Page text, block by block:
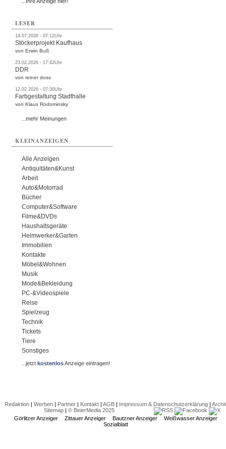
LESER
14.07.2026 - 07:12Uhr
Stöckerprojekt Kaufhaus
von Erwin Buß
23.02.2026 - 17:42Uhr
DDR
von reiner doss
12.02.2026 - 07:30Uhr
Farbgestaltung Stadthalle
von Klaus Rodominsky
...mehr Meinungen
KLEINANZEIGEN
Alle Anzeigen
Antiquitäten&Kunst
Arbeit
Auto&Motorrad
Bücher
Computer&Software
Filme&DVDs
Haushaltsgeräte
Heimwerker&Garten
Immobilien
Kontakte
Möbel&Wohnen
Musik
Mode&Bekleidung
PC-&Videospiele
Reise
Spielzeug
Technik
Tickets
Tiere
Sonstiges
...jetztkostenlosAnzeige eintragen!
Redaktion| Werben| Partner| Kontakt| AGB| Impressum & Datenschutzerklärung|
Sitemap| © BeierMedia 2025
Görlitzer Anzeiger
Zittauer Anzeiger Bautzner Anzeiger
Weißwasser Anzeiger
Sozialblatt